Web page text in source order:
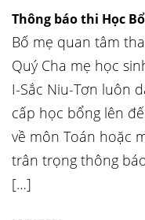
Thông báo thi Học
Bố mẹ quan tâm
Quý Cha mẹ học
I-Sắc Niu-Tơn luôn
cấp học bổng lên
về môn Toán hoặc
trân trọng thông
[…]